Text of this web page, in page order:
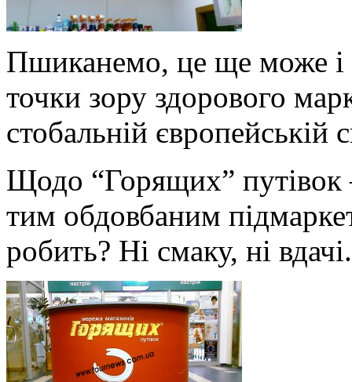
Пшиканемо, це ще може і
точки зору здорового
стобальній європейській
Щодо “Горящих” путівок
тим обдовбаним
робить? Ні смаку, ні вдачі.